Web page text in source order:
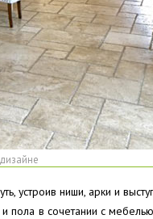
устроив ниши, арки и
пола в сочетании с